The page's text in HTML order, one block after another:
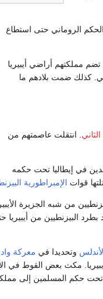
الروماني حتى استطاع
مملكتهم أراضي أيبيريا
كذلك ضمت بلادهم ما
. انتقلت عاصمتهم من
في إيطاليا تحت حكمه
قوات الإمبراطورية
من شبه الجزيرة
بطرد البيزنطيين من أيبيريا
وتحديدا في معركة
718 وبالتالي انتهى الحكم القوطي في
حكم المسلمين إلى